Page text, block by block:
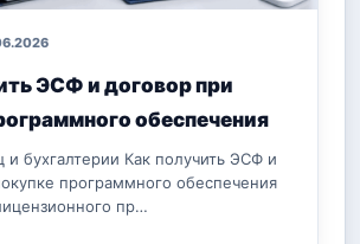
ЭСФ и договор при
обеспечения
и бухгалтерии Как получить ЭСФ и
программного обеспечения
пр…